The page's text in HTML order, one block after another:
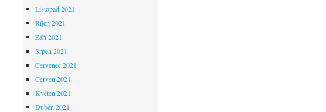
Listopad 2021
Říjen 2021
Září 2021
Srpen 2021
Červenec 2021
Červen 2021
Květen 2021
Duben 2021